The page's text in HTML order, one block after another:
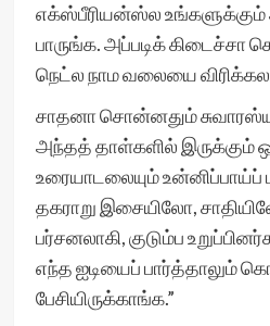
எக்ஸ்பீரியன்ஸ்ல உங்களுக்கும்
பாருங்க. அப்படிக் கிடைச்சா
நெட்ல நாம வலையை
சாதனா சொன்னதும்
அந்தத் தாள்களில் இருக்கும்
உரையாடலையும் உன்னிப்பாய்ப்
தகராறு இசையிலோ,
பர்சனலாகி, குடும்ப
எந்த ஐடியைப் பார்த்தாலும்
பேசியிருக்காங்க.”